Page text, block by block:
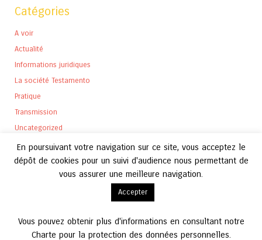
Catégories
A voir
Actualité
Informations juridiques
La société Testamento
Pratique
Transmission
Uncategorized
En poursuivant votre navigation sur ce site, vous acceptez le
dépôt de cookies pour un suivi d'audience nous permettant de
vous assurer une meilleure navigation.
Accepter
Vous pouvez obtenir plus d'informations en consultant notre
Charte pour la protection des données personnelles.